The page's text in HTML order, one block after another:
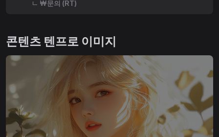
ㄴ ₩문의 (RT)
콘텐츠 텐프로 이미지